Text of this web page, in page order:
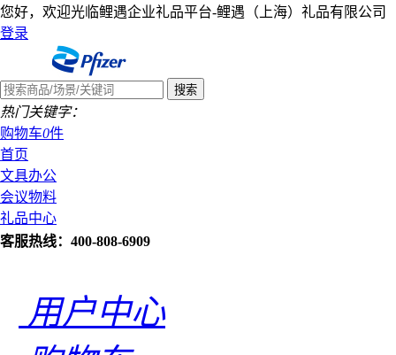
您好，欢迎光临鲤遇企业礼品平台-鲤遇（上海）礼品有限公司
登录
热门关键字：
购物车0件
首页
文具办公
会议物料
礼品中心
客服热线：400-808-6909
用户中心